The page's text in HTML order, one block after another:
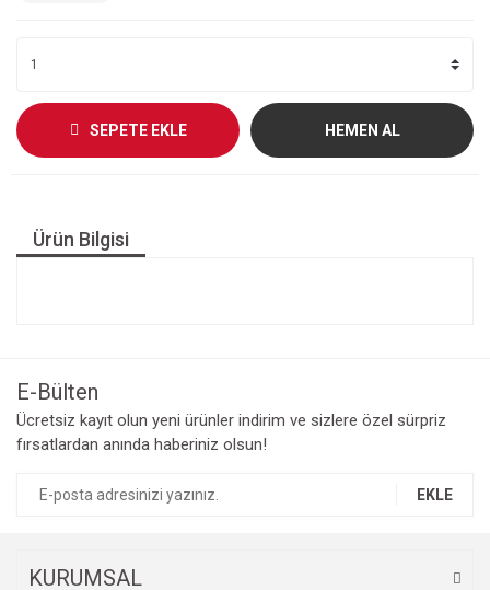
SEPETE EKLE HEMEN AL
Ürün Bilgisi
E-Bülten
Ücretsiz kayıt olun yeni ürünler indirim ve sizlere özel sürpriz
fırsatlardan anında haberiniz olsun!
EKLE
KURUMSAL